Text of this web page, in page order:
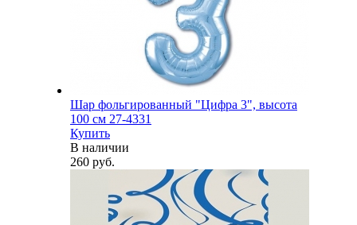
Шар фольгированный "Цифра 3", высота
100 см 27-4331
Купить
В наличии
260 руб.